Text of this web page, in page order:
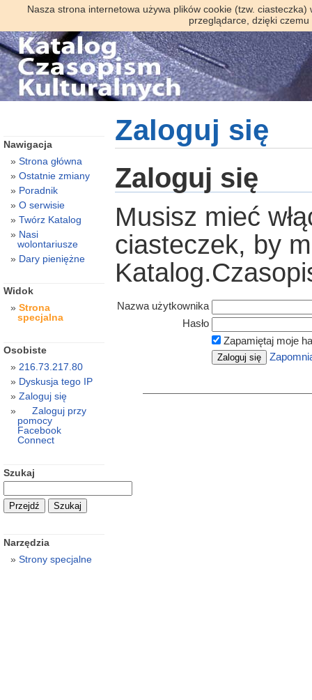
Nasza strona internetowa używa plików cookie (tzw.
przeglądarce, dzięki
Zaloguj się
Zaloguj się
Musisz mieć
ciasteczek, by
Nazwa użytkownika
Hasło
Zapamiętaj moje
Nawigacja
Strona główna
Ostatnie zmiany
Poradnik
O serwisie
Twórz Katalog
Nasi
wolontariusze
Dary pieniężne
Widok
Strona
specjalna
Osobiste
216.73.217.80
Dyskusja tego IP
Zaloguj się
Zaloguj przy
pomocy
Facebook
Connect
Szukaj
Narzędzia
Strony specjalne